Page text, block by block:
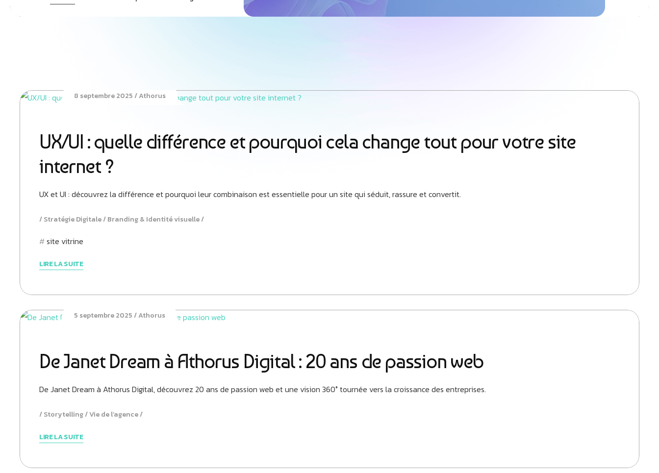
8 septembre 2025 Athorus
UX/UI : quelle différence et pourquoi cela change tout pour votre site
internet ?
UX et UI : découvrez la différence et pourquoi leur combinaison est essentielle pour un site qui séduit, rassure et convertit.
Stratégie Digitale Branding & Identité visuelle
site vitrine
LIRE LA SUITE
5 septembre 2025 Athorus
De Janet Dream à Athorus Digital : 20 ans de passion web
De Janet Dream à Athorus Digital, découvrez 20 ans de passion web et une vision 360° tournée vers la croissance des entreprises.
Storytelling Vie de l’agence
LIRE LA SUITE